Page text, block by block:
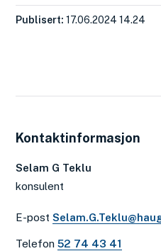
Publisert 17.06.2024 14.24
Kontaktinformasjon
Selam G Teklu
konsulent
E-post
Telefon52 74 43 41